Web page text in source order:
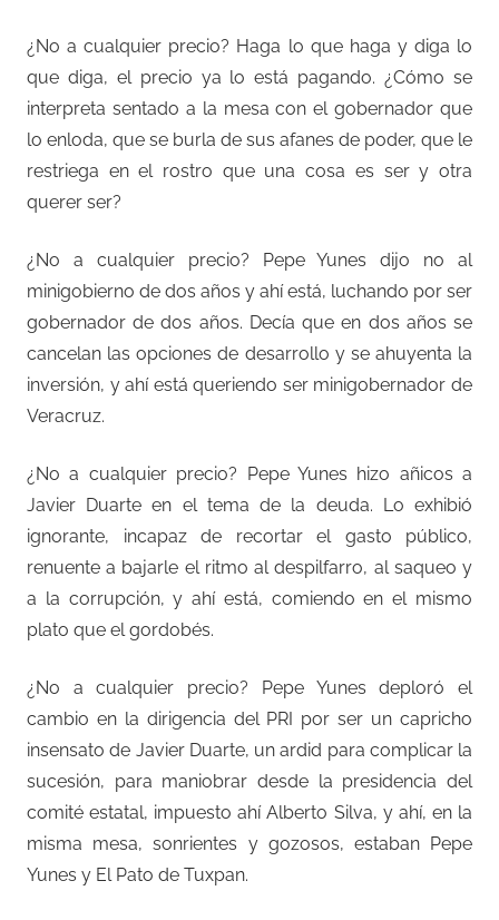
¿No a cualquier precio? Haga lo que haga y diga lo
que diga, el precio ya lo está pagando. ¿Cómo se
interpreta sentado a la mesa con el gobernador que
lo enloda, que se burla de sus afanes de poder, que le
restriega en el rostro que una cosa es ser y otra
querer ser?
¿No a cualquier precio? Pepe Yunes dijo no al
minigobierno de dos años y ahí está, luchando por ser
gobernador de dos años. Decía que en dos años se
cancelan las opciones de desarrollo y se ahuyenta la
inversión, y ahí está queriendo ser minigobernador de
Veracruz.
¿No a cualquier precio? Pepe Yunes hizo añicos a
Javier Duarte en el tema de la deuda. Lo exhibió
ignorante, incapaz de recortar el gasto público,
renuente a bajarle el ritmo al despilfarro, al saqueo y
a la corrupción, y ahí está, comiendo en el mismo
plato que el gordobés.
¿No a cualquier precio? Pepe Yunes deploró el
cambio en la dirigencia del PRI por ser un capricho
insensato de Javier Duarte, un ardid para complicar la
sucesión, para maniobrar desde la presidencia del
comité estatal, impuesto ahí Alberto Silva, y ahí, en la
misma mesa, sonrientes y gozosos, estaban Pepe
Yunes y El Pato de Tuxpan.